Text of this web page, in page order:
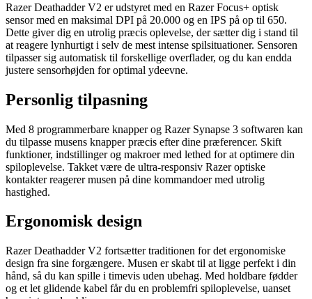
Razer Deathadder V2 er udstyret med en Razer Focus+ optisk
sensor med en maksimal DPI på 20.000 og en IPS på op til 650.
Dette giver dig en utrolig præcis oplevelse, der sætter dig i stand til
at reagere lynhurtigt i selv de mest intense spilsituationer. Sensoren
tilpasser sig automatisk til forskellige overflader, og du kan endda
justere sensorhøjden for optimal ydeevne.
Personlig tilpasning
Med 8 programmerbare knapper og Razer Synapse 3 softwaren kan
du tilpasse musens knapper præcis efter dine præferencer. Skift
funktioner, indstillinger og makroer med lethed for at optimere din
spiloplevelse. Takket være de ultra-responsiv Razer optiske
kontakter reagerer musen på dine kommandoer med utrolig
hastighed.
Ergonomisk design
Razer Deathadder V2 fortsætter traditionen for det ergonomiske
design fra sine forgængere. Musen er skabt til at ligge perfekt i din
hånd, så du kan spille i timevis uden ubehag. Med holdbare fødder
og et let glidende kabel får du en problemfri spiloplevelse, uanset